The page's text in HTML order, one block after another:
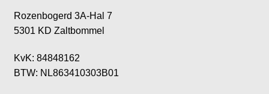
Rozenbogerd 3A-Hal 7
5301 KD Zaltbommel
KvK: 84848162
BTW: NL863410303B01